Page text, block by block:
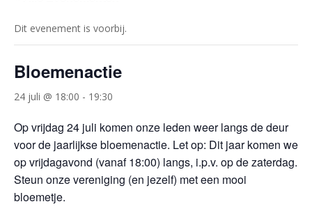
Dit evenement is voorbij.
Bloemenactie
24 juli @ 18:00 - 19:30
Op vrijdag 24 juli komen onze leden weer langs de deur
voor de jaarlijkse bloemenactie. Let op: Dit jaar komen we
op vrijdagavond (vanaf 18:00) langs, i.p.v. op de zaterdag.
Steun onze vereniging (en jezelf) met een mooi
bloemetje.